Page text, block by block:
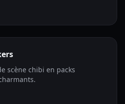
scène chibi en packs